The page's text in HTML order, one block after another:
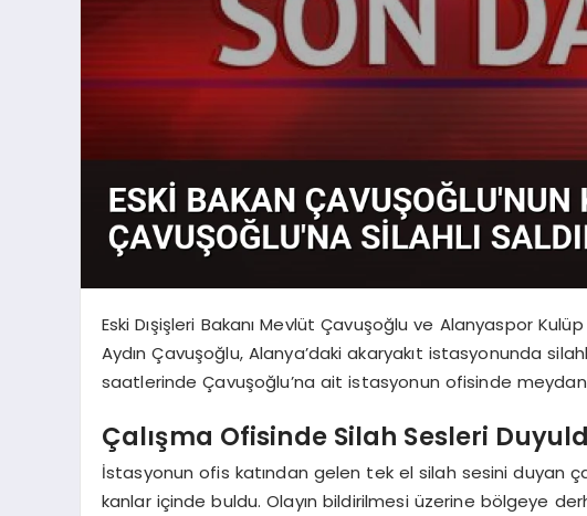
Eski Dışişleri Bakanı Mevlüt Çavuşoğlu ve Alanyaspor
Aydın Çavuşoğlu, Alanya’daki akaryakıt istasyonunda
saatlerinde Çavuşoğlu’na ait istasyonun ofisinde
Çalışma Ofisinde Silah Sesleri
İstasyonun ofis katından gelen tek el silah sesini duyan
kanlar içinde buldu. Olayın bildirilmesi üzerine bölgeye